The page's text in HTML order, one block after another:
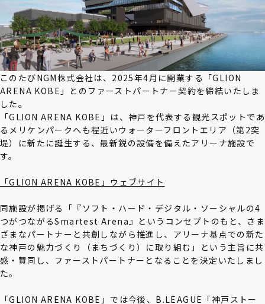
このたびNGM株式会社は、2025年4月に開業する「GLION
ARENA KOBE」とのファーストパートナー契約を締結いたしま
した。
「GLION ARENA KOBE」は、神戸を代表する観光スポットであ
るメリケンパークへも程近いウォーターフロントエリア（第2突
堤）に新たに誕生する、最新鋭の設備を備えたアリーナ施設で
す。
「GLION ARENA KOBE」ウェブサイト
同施設が掲げる「『ソフト・ハード・デジタル・ソーシャルの4
つがつながるSmartest Arena』というコンセプトのもと、さま
ざまなパートナーと共創しながら推進し、アリーナ基点での新た
な神戸の魅力づくり（まちづくり）に取り組む」という主旨に共
感・賛同し、ファーストパートナーとなることを決定いたしまし
た。
「GLION ARENA KOBE」では今後、 B.LEAGUE「神戸ストー